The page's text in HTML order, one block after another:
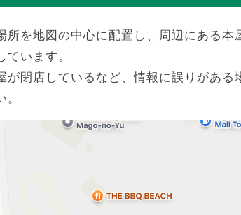
所を地図の中心に配置し、周辺にある本
ています。
が閉店しているなど、情報に誤りがある